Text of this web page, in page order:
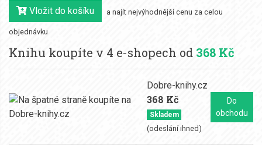
Vložit do košíku a najít nejvýhodnější cenu za celou
objednávku
Knihu koupíte v 4 e-shopech od 368 Kč
Dobre-knihy.cz
368 Kč
Skladem
(odeslání ihned)
Do
obchodu